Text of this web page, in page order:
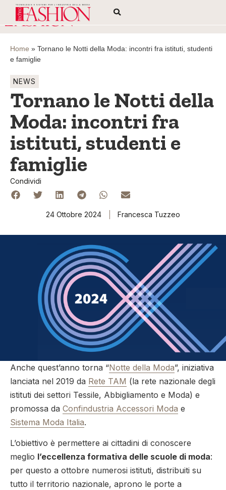
Home » Tornano le Notti della Moda: incontri fra istituti, studenti
e famiglie
NEWS
Tornano le Notti della
Moda: incontri fra
istituti, studenti e
famiglie
Condividi
24 Ottobre 2024 Francesca Tuzzeo
Anche quest’anno torna “Notte della Moda”, iniziativa
lanciata nel 2019 da Rete TAM (la rete nazionale degli
istituti dei settori Tessile, Abbigliamento e Moda) e
promossa da Confindustria Accessori Moda e
Sistema Moda Italia.
L’obiettivo è permettere ai cittadini di conoscere
meglio l’eccellenza formativa delle scuole di moda:
per questo a ottobre numerosi istituti, distribuiti su
tutto il territorio nazionale, aprono le porte a